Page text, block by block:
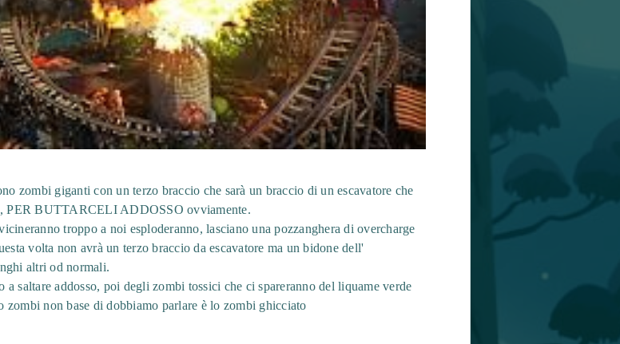
zombi giganti con un terzo braccio che sarà un braccio di un escavatore che
PER BUTTARCELI ADDOSSO ovviamente.
troppo a noi esploderanno, lasciano una pozzanghera di overcharge
volta non avrà un terzo braccio da escavatore ma un bidone dell'
altri od normali.
saltare addosso, poi degli zombi tossici che ci spareranno del liquame verde
zombi non base di dobbiamo parlare è lo zombi ghicciato